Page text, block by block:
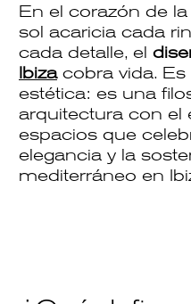
En el corazón de la
sol acaricia cada
cada detalle, el
Ibizacobra vida.
estética: es una
arquitectura con el
espacios que
elegancia y la
mediterráneo en